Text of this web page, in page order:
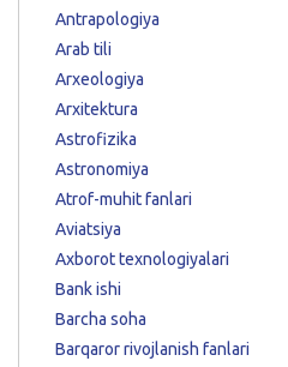
Antrapologiya
Arab tili
Arxeologiya
Arxitektura
Astrofizika
Astronomiya
Atrof-muhit fanlari
Aviatsiya
Axborot texnologiyalari
Bank ishi
Barcha soha
Barqaror rivojlanish fanlari